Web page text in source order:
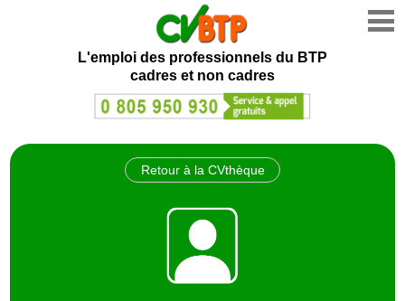
L'emploi des professionnels du BTP
cadres et non cadres
Retour à la CVthèque